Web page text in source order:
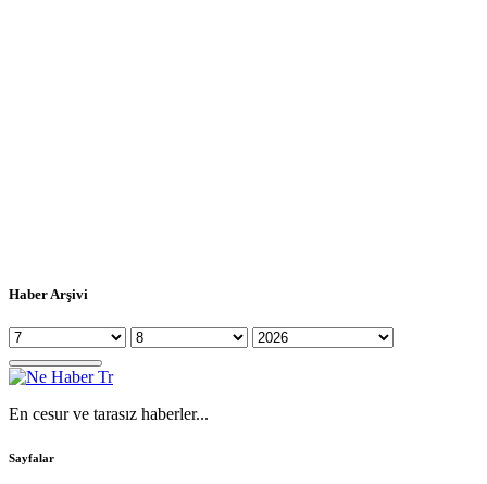
Haber Arşivi
En cesur ve tarasız haberler...
Sayfalar